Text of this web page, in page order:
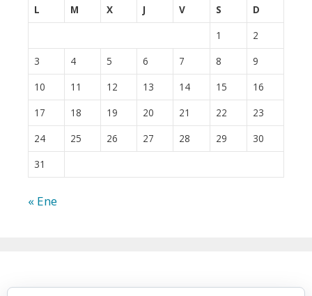
L
M X J V S
D
1
2
3
4 5 6 7 8
9
10
11 12 13 14 15
16
17
18 19 20 21 22
23
24
25 26 27 28 29
30
31
« Ene